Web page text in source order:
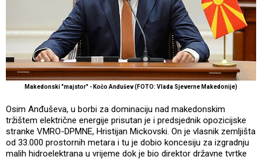
Makedonski "majstor" - Kočo Anđušev (FOTO: Vlada Sjeverne Makedonije)
Osim Anđuševa, u borbi za dominaciju nad makedonskim
tržištem električne energije prisutan je i predsjednik opozicijske
stranke VMRO-DPMNE, Hristijan Mickovski. On je vlasnik zemljišta
od 33.000 prostornih metara i tu je dobio koncesiju za izgradnju
malih hidroelektrana u vrijeme dok je bio direktor državne tvrtke